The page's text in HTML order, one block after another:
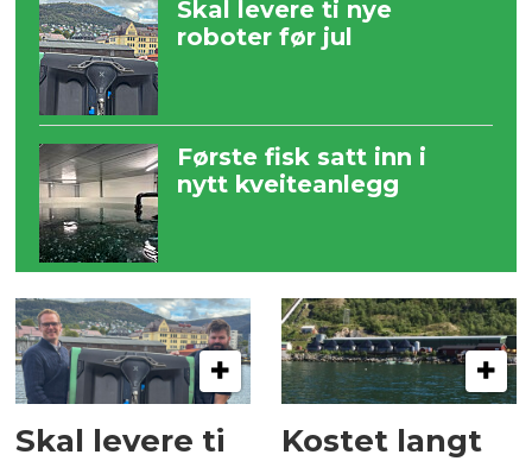
Skal levere ti nye
roboter før jul
Første fisk satt inn i
nytt kveiteanlegg
Skal levere ti
Kostet langt